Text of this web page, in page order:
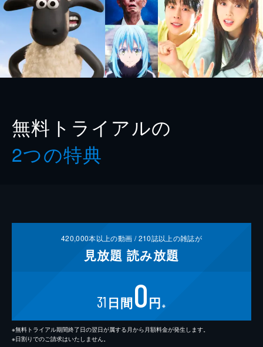
無料トライアルの
2つの特典
420,000本以上の動画 /210誌以上の雑誌が
見放題 読み放題
31 日間0円 ※
※無料トライアル期間終了日の翌日が属する月から月額料金が発生します。
※日割りでのご請求はいたしません。